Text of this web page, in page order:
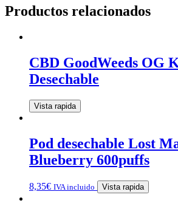
Productos relacionados
CBD GoodWeeds OG
Desechable
Vista rapida
Pod desechable Lost
Blueberry 600puffs
8,35€ IVA incluido Vista rapida